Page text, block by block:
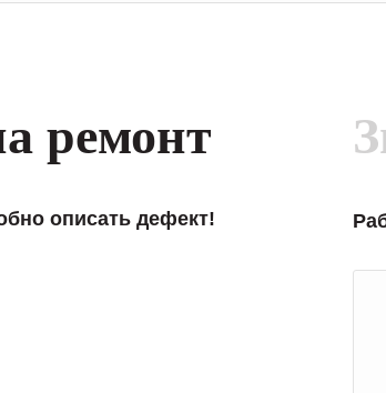
ремонт
описать дефект!